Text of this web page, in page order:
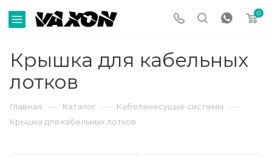
0
Крышка для кабельных
лотков
Главная — Каталог — Кабеленесущие системы —
Крышка для кабельных лотков